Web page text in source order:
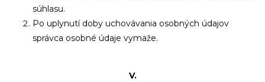
súhlasu.
Po uplynutí doby uchovávania osobných údajov
správca osobné údaje vymaže.
V.